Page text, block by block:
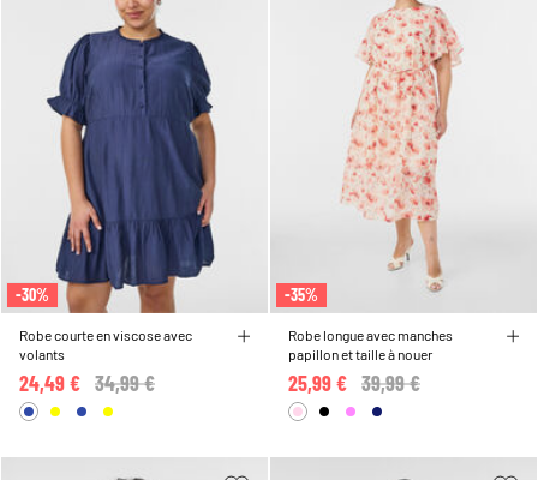
-30%
Robe courte en viscose avec
volants
Price reduced from
34,99 €
24,49 €
-35%
Robe longue avec manches
papillon et taille à nouer
Price reduced from
39,99 €
25,99 €